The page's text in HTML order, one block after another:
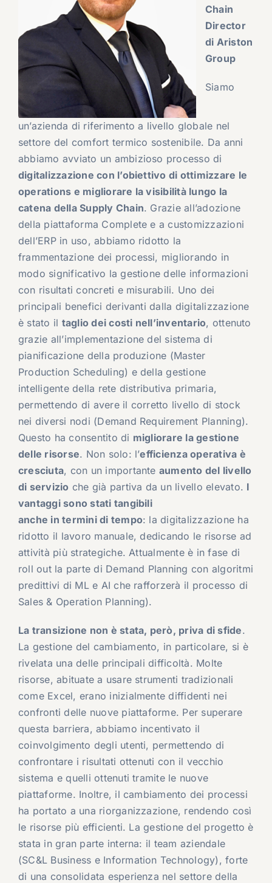
Chain
Director
di Ariston
Group
Siamo
un’azienda di riferimento a livello globale nel
settore del comfort termico sostenibile. Da anni
abbiamo avviato un ambizioso processo di
digitalizzazione con l’obiettivo di ottimizzare le
operations e migliorare la visibilità lungo la
catena della Supply Chain. Grazie all’adozione
della piattaforma Complete e a customizzazioni
dell’ERP in uso, abbiamo ridotto la
frammentazione dei processi, migliorando in
modo significativo la gestione delle informazioni
con risultati concreti e misurabili. Uno dei
principali benefici derivanti dalla digitalizzazione
è stato il taglio dei costi nell’inventario, ottenuto
grazie all’implementazione del sistema di
pianificazione della produzione (Master
Production Scheduling) e della gestione
intelligente della rete distributiva primaria,
permettendo di avere il corretto livello di stock
nei diversi nodi (Demand Requirement Planning).
Questo ha consentito di migliorare la gestione
delle risorse. Non solo: l’efficienza operativa è
cresciuta, con un importante aumento del livello
di servizio che già partiva da un livello elevato. I
vantaggi sono stati tangibili
anche in termini di tempo: la digitalizzazione ha
ridotto il lavoro manuale, dedicando le risorse ad
attività più strategiche. Attualmente è in fase di
roll out la parte di Demand Planning con algoritmi
predittivi di ML e AI che rafforzerà il processo di
Sales & Operation Planning).
La transizione non è stata, però, priva di sfide.
La gestione del cambiamento, in particolare, si è
rivelata una delle principali difficoltà. Molte
risorse, abituate a usare strumenti tradizionali
come Excel, erano inizialmente diffidenti nei
confronti delle nuove piattaforme. Per superare
questa barriera, abbiamo incentivato il
coinvolgimento degli utenti, permettendo di
confrontare i risultati ottenuti con il vecchio
sistema e quelli ottenuti tramite le nuove
piattaforme. Inoltre, il cambiamento dei processi
ha portato a una riorganizzazione, rendendo così
le risorse più efficienti. La gestione del progetto è
stata in gran parte interna: il team aziendale
(SC&L Business e Information Technology), forte
di una consolidata esperienza nel settore della